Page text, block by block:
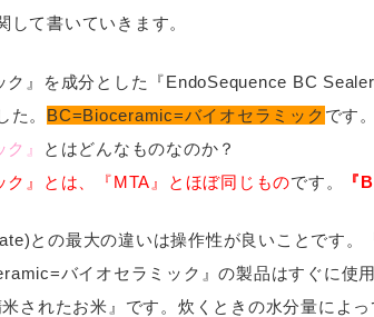
して書いていきます。
ク』を成分とした『EndoSequence BC
た。 BC=Bioceramic=バイオセラミック です。
』
とはどんなものなのか？
ク』とは、『MTA』とほぼ同じものです。 『
との最大の違いは操作性が良いことです
バイオセラミック』の製品はすぐに使
されたお米』です。炊くときの水分量によ